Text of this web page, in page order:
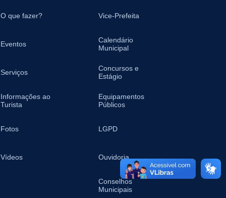
O que fazer?
Eventos
Serviços
Informações ao
Turista
Fotos
Vídeos
Vice-Prefeita
Calendário
Municipal
Concursos e
Estágio
Equipamentos
Públicos
LGPD
Ouvidoria
Conselhos
Municipais